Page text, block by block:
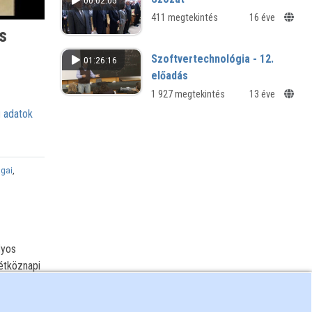
adatok
,
411 megtekintés 16 éve
01:26:16
Szoftvertechnológia - 12.
előadás
1 927 megtekintés 13 éve